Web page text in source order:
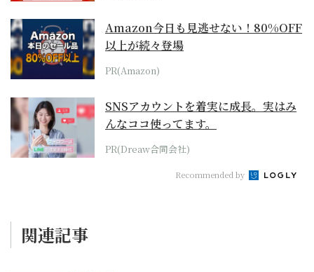
Amazon今日も見逃せない！80%OFF
以上が続々登場
PR(Amazon)
SNSアカウントを着実に成長。実はみ
んなココ使ってます。
PR(Dreaw合同会社)
Recommended by
関連記事